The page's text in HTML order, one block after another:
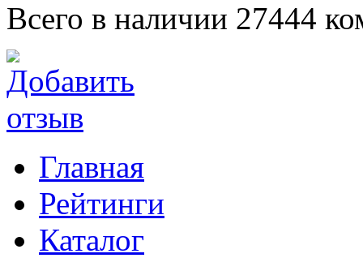
Всего в наличии 27444
Главная
Рейтинги
Каталог